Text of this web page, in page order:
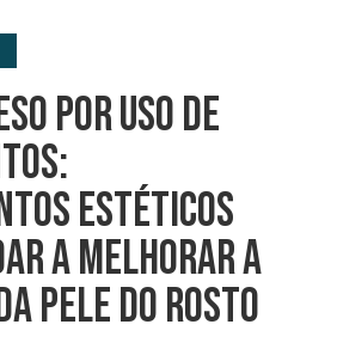
POR USO DE
ESTÉTICOS
A MELHORAR A
PELE DO ROSTO